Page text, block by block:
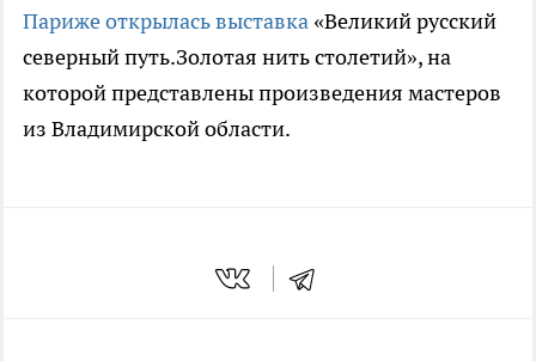
Париже открылась выставка «Великий русский
северный путь.Золотая нить столетий», на
которой представлены произведения мастеров
из Владимирской области.